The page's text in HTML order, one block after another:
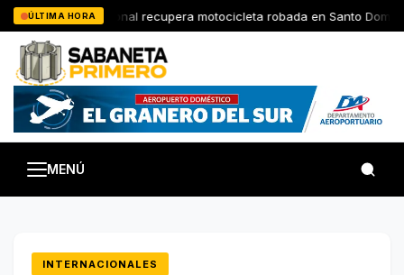
Saltar
al
contenido
ÚLTIMA HORA
Policia Nacional recupera motocicleta robada en Santo
MENÚ
INTERNACIONALES